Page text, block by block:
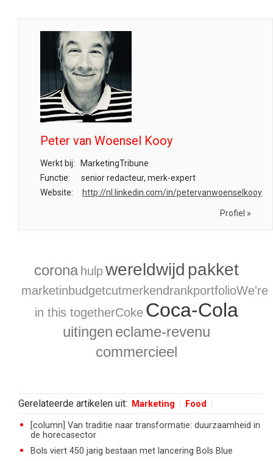
Peter van Woensel Kooy
Werkt bij:
MarketingTribune
Functie:
senior redacteur, merk-expert
Website:
http://nl.linkedin.com/in/petervanwoenselkooy
Profiel »
corona hulpwereldwijd pakket
marketinbudgetcutmerkendrankportfolioWe're
in this togetherCoke Coca-Cola
uitingen eclame-revenu
commercieel
Gerelateerde artikelen uit: Marketing Food
[column] Van traditie naar transformatie: duurzaamheid in
de horecasector
Bols viert 450 jarig bestaan met lancering Bols Blue